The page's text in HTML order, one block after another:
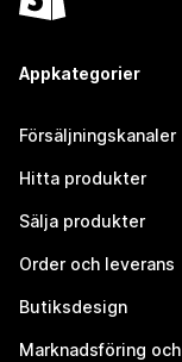
Appkategorier
Försäljningskanaler
Hitta produkter
Sälja produkter
Order och leverans
Butiksdesign
Marknadsföring och